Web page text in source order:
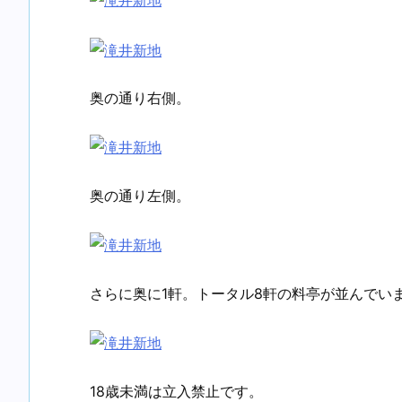
奥の通り右側。
奥の通り左側。
さらに奥に1軒。トータル8軒の料亭が並んでい
18歳未満は立入禁止です。